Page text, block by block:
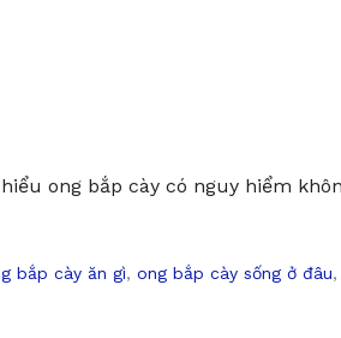
ong bắp cày có nguy hiểm
bắp cày ăn gì, ong bắp cày sống ở đâu,